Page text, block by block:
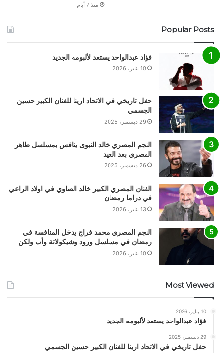
منذ 7 أيام
Popular Posts
فؤاد عبدالواحد يستعد لألبومه الجديد
10 يناير، 2026
حفل تاريخي في الاتحاد ارينا للفنان الكبير حسين
الجسمي
29 ديسمبر، 2025
النجم المصري خالد النبوى ينافس بمسلسل طاهر
المصري بعد العيد
26 ديسمبر، 2025
الفنان المصري الكبير خالد الصاوي في اولاد الراعي
في دراما رمضان
13 يناير، 2026
النجم المصري محمد فراج يدخل المنافسة في
رمضان في مسلسل ورود وشيكولاتة وأب ولكن
10 يناير، 2026
Most Viewed
10 يناير، 2026
فؤاد عبدالواحد يستعد لألبومه الجديد
29 ديسمبر، 2025
حفل تاريخي في الاتحاد ارينا للفنان الكبير حسين الجسمي